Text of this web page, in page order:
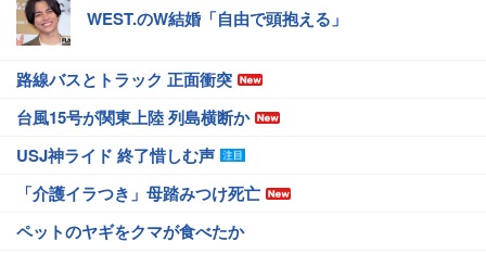
WEST.のW結婚「自由で頭抱える」
路線バスとトラック 正面衝突
台風15号が関東上陸 列島横断か
USJ神ライド 終了惜しむ声
「介護イラつき」母踏みつけ死亡
ペットのヤギをクマが食べたか